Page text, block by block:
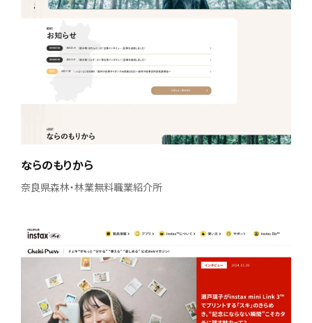
ならのもりから
奈良県森林・林業無料職業紹介所